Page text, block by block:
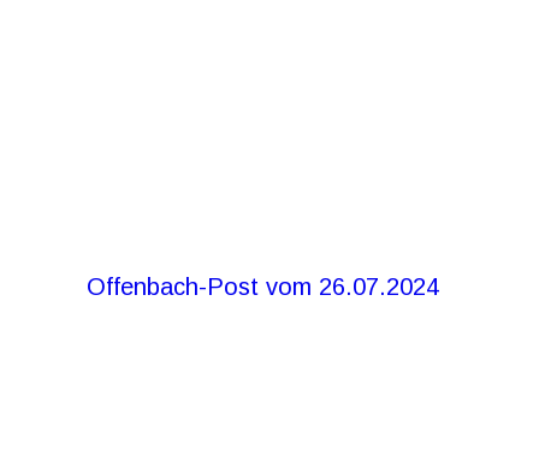
Offenbach-Post vom 26.07.2024